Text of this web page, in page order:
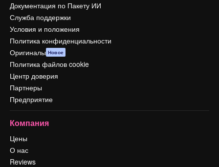
Документация по Пакету ИИ
Служба поддержки
Условия и положения
Политика конфиденциальности
Оригиналы Новое
Политика файлов cookie
Центр доверия
Партнеры
Предприятие
Компания
Цены
О нас
Reviews